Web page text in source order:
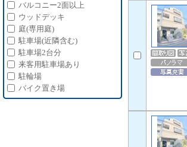
バルコニー2面以上
ウッドデッキ
庭(専用庭)
駐車場(近隣含む)
駐車場2台分
来客用駐車場あり
駐輪場
バイク置き場